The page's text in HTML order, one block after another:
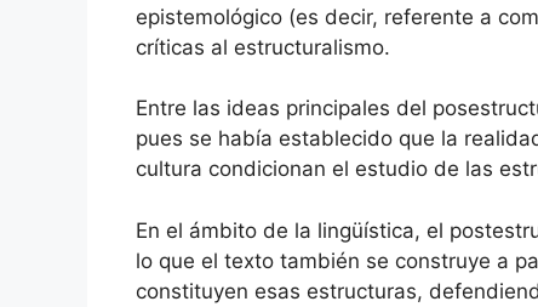
epistemológico (es decir, referente a
críticas al estructuralismo.
Entre las ideas principales del
pues se había establecido que la
cultura condicionan el estudio de las
En el ámbito de la lingüística, el
lo que el texto también se construye a
constituyen esas estructuras,